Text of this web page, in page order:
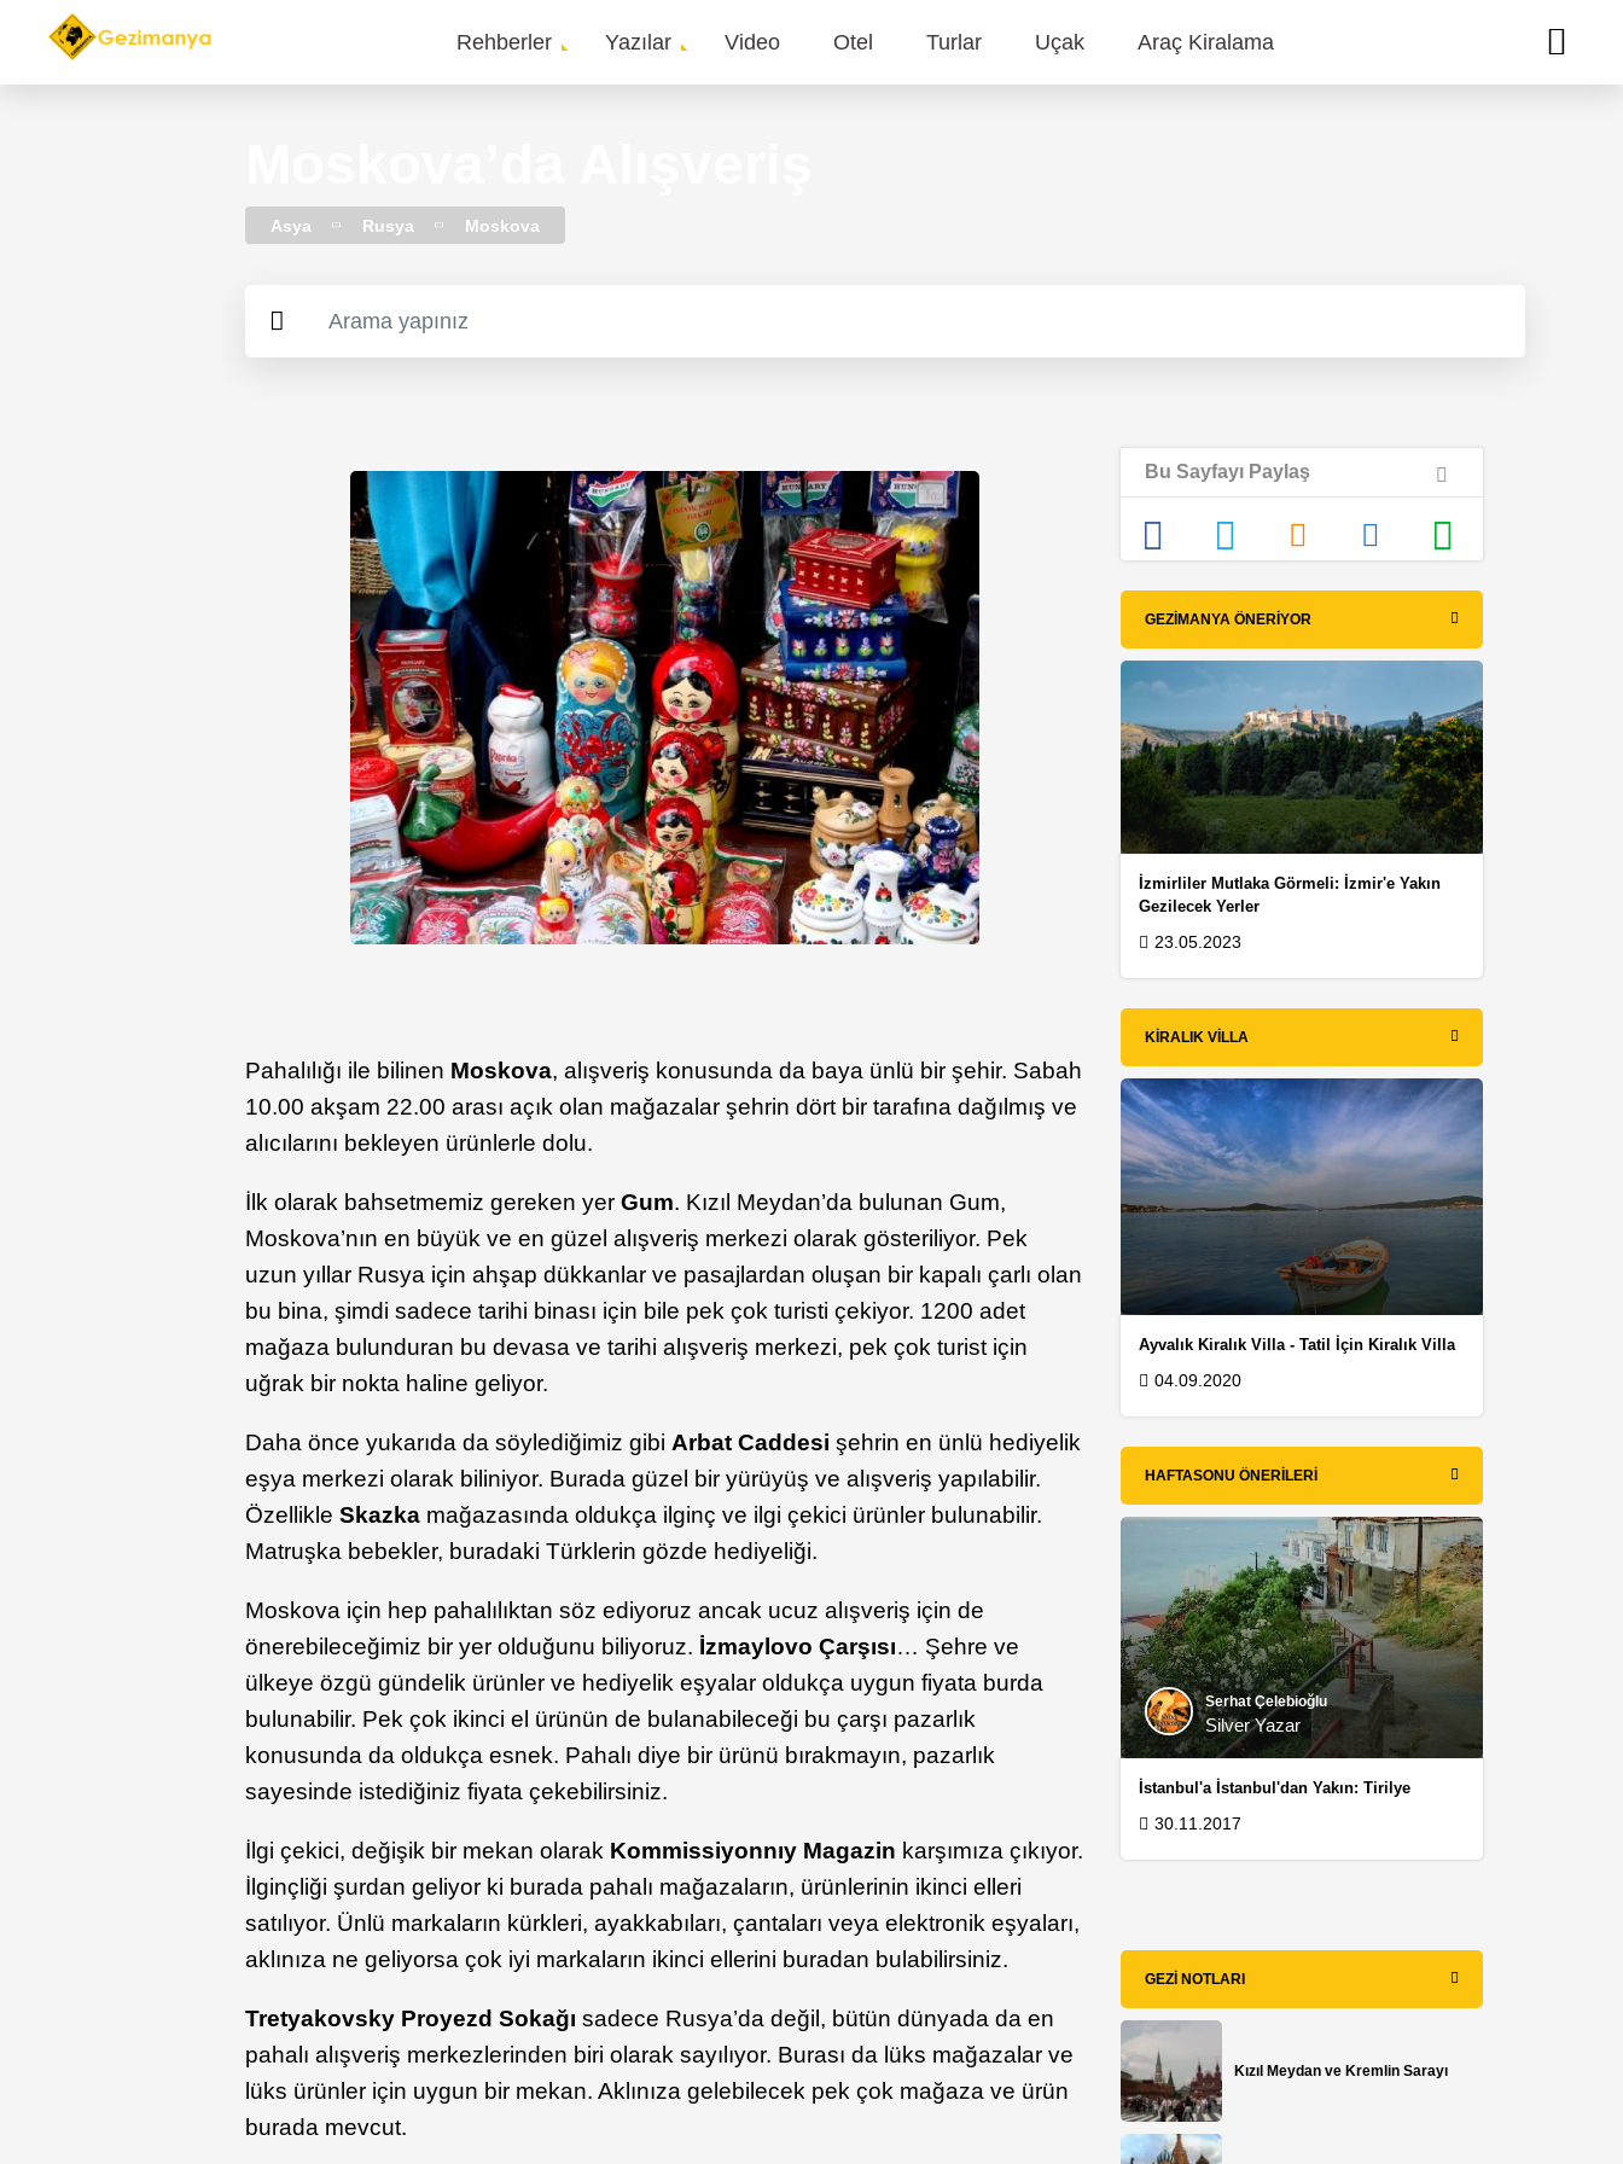
Main
Rehberler Yazılar Video Otel Turlar Uçak Araç Kiralama
Asya Rusya Moskova
Pahalılığı ile bilinen Moskova, alışveriş konusunda da baya ünlü bir şehir. Sabah
10.00 akşam 22.00 arası açık olan mağazalar şehrin dört bir tarafına dağılmış ve
alıcılarını bekleyen ürünlerle dolu.
İlk olarak bahsetmemiz gereken yerGum. Kızıl Meydan’da bulunan Gum,
Moskova’nın en büyük ve en güzel alışveriş merkezi olarak gösteriliyor. Pek
uzun yıllar Rusya için ahşap dükkanlar ve pasajlardan oluşan bir kapalı çarlı olan
bu bina, şimdi sadece tarihi binası için bile pek çok turisti çekiyor. 1200 adet
mağaza bulunduran bu devasa ve tarihi alışveriş merkezi, pek çok turist için
uğrak bir nokta haline geliyor.
Daha önce yukarıda da söylediğimiz gibi Arbat Caddesi şehrin en ünlü hediyelik
eşya merkezi olarak biliniyor. Burada güzel bir yürüyüş ve alışveriş yapılabilir.
Özellikle Skazka mağazasında oldukça ilginç ve ilgi çekici ürünler bulunabilir.
Matruşka bebekler, buradaki Türklerin gözde hediyeliği.
Moskova için hep pahalılıktan söz ediyoruz ancak ucuz alışveriş için de
önerebileceğimiz bir yer olduğunu biliyoruz. İzmaylovo Çarşısı… Şehre ve
ülkeye özgü gündelik ürünler ve hediyelik eşyalar oldukça uygun fiyata burda
bulunabilir. Pek çok ikinci el ürünün de bulanabileceği bu çarşı pazarlık
konusunda da oldukça esnek. Pahalı diye bir ürünü bırakmayın, pazarlık
sayesinde istediğiniz fiyata çekebilirsiniz.
İlgi çekici, değişik bir mekan olarak Kommissiyonnıy Magazin karşımıza çıkıyor.
İlginçliği şurdan geliyor ki burada pahalı mağazaların, ürünlerinin ikinci elleri
satılıyor. Ünlü markaların kürkleri, ayakkabıları, çantaları veya elektronik eşyaları,
aklınıza ne geliyorsa çok iyi markaların ikinci ellerini buradan bulabilirsiniz.
Tretyakovsky Proyezd Sokağısadece Rusya’da değil, bütün dünyada da en
pahalı alışveriş merkezlerinden biri olarak sayılıyor. Burası da lüks mağazalar ve
lüks ürünler için uygun bir mekan. Aklınıza gelebilecek pek çok mağaza ve ürün
burada mevcut.
Bu Sayfayı Paylaş
GEZIMANYA ÖNERIYOR
İzmirliler Mutlaka Görmeli: İzmir'e Yakın
Gezilecek Yerler
23.05.2023
KIRALIK VILLA
Ayvalık Kiralık Villa - Tatil İçin Kiralık Villa
04.09.2020
HAFTASONU ÖNERILERI
Serhat Çelebioğlu
Silver Yazar
İstanbul'a İstanbul'dan Yakın: Tirilye
30.11.2017
GEZI NOTLARI
Kızıl Meydan ve Kremlin Sarayı